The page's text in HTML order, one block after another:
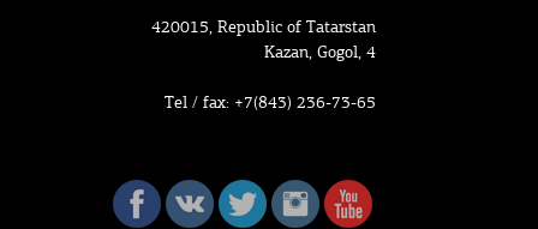
420015, Republic of Tatarstan
Kazan, Gogol, 4
Tel / fax: +7(843) 236-73-65